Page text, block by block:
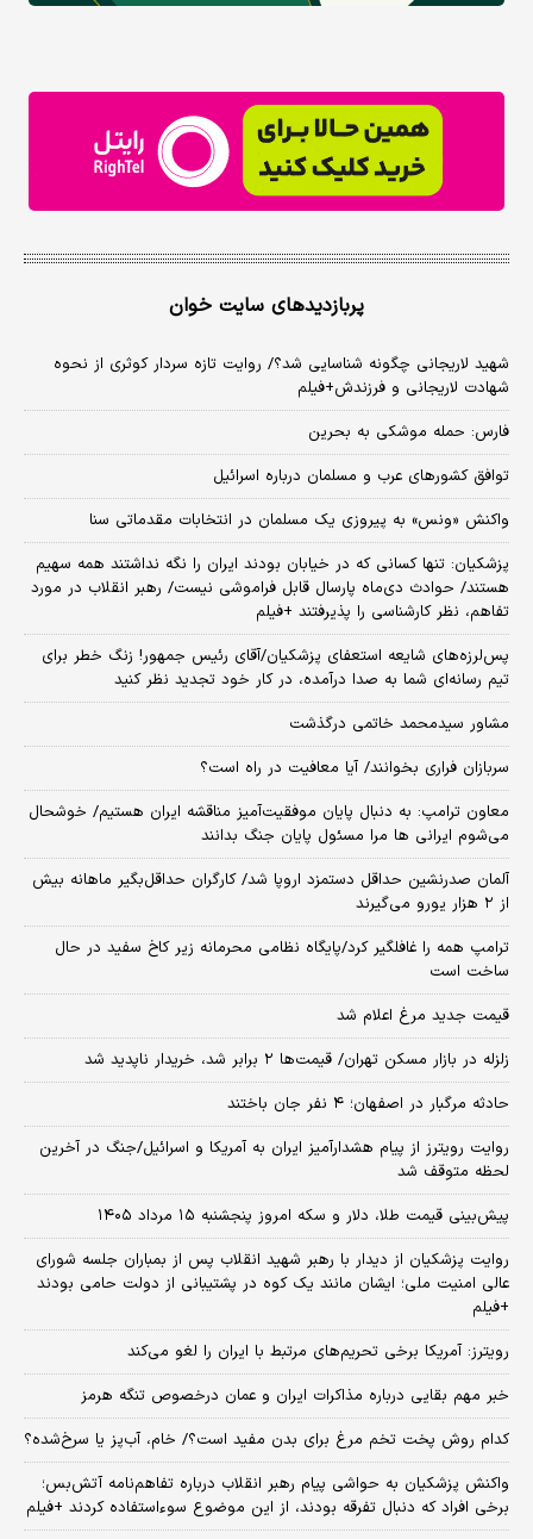
پربازدیدهای سایت خوان
شهید لاریجانی چگونه شناسایی شد؟/ روایت تازه سردار کوثری از نحوه
شهادت لاریجانی و فرزندش+فیلم
فارس: حمله موشکی به بحرین
توافق کشورهای عرب و مسلمان درباره اسرائیل
واکنش «ونس» به پیروزی یک مسلمان در انتخابات مقدماتی سنا
پزشکیان: تنها کسانی که در خیابان بودند ایران را نگه نداشتند همه سهیم
هستند/ حوادث دی‌ماه پارسال قابل فراموشی نیست/ رهبر انقلاب در مورد
تفاهم، نظر کارشناسی را پذیرفتند +فیلم
پس‌لرزه‌های شایعه استعفای پزشکیان/آقای رئیس جمهور! زنگ خطر برای
تیم رسانه‌ای شما به صدا درآمده، در کار خود تجدید نظر کنید
مشاور سیدمحمد خاتمی درگذشت
سربازان فراری بخوانند/ آیا معافیت در راه است؟
معاون ترامپ: به دنبال پایان موفقیت‌آمیز مناقشه ایران هستیم/ خوشحال
می‌شوم ایرانی ها مرا مسئول پایان جنگ بدانند
آلمان صدرنشین حداقل دستمزد اروپا شد/ کارگران حداقل‌بگیر ماهانه بیش
از ۲ هزار یورو می‌گیرند
ترامپ همه را غافلگیر کرد/پایگاه نظامی محرمانه زیر کاخ سفید در حال
ساخت است
قیمت جدید مرغ اعلام شد
زلزله در بازار مسکن تهران/ قیمت‌ها ۲ برابر شد، خریدار ناپدید شد
حادثه مرگبار در اصفهان؛ ۴ نفر جان باختند
روایت رویترز از پیام هشدارآمیز ایران به آمریکا و اسرائیل/جنگ در آخرین
لحظه متوقف شد
پیش‌بینی قیمت طلا، دلار و سکه امروز پنجشنبه ۱۵ مرداد ۱۴۰۵
روایت پزشکیان از دیدار با رهبر شهید انقلاب پس از بمباران جلسه شورای
عالی امنیت ملی؛ ایشان مانند یک کوه در پشتیبانی از دولت حامی بودند
+فیلم
رویترز: آمریکا برخی تحریم‌های مرتبط با ایران را لغو می‌کند
خبر مهم بقایی درباره مذاکرات ایران و عمان درخصوص تنگه هرمز
کدام روش پخت تخم مرغ برای بدن مفید است؟/ خام، آب‌پز یا سرخ‌شده؟
واکنش پزشکیان به حواشی پیام رهبر انقلاب درباره تفاهم‌نامه آتش‌بس؛
برخی افراد که دنبال تفرقه بودند، از این موضوع سوءاستفاده کردند +فیلم